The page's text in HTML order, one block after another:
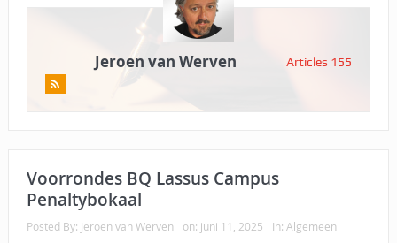
Jeroen van Werven Articles 155
Voorrondes BQ Lassus Campus
Penaltybokaal
Posted By: Jeroen van Werven on: juni 11, 2025 In: Algemeen